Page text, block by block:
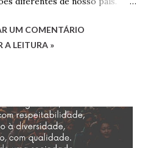
presentes. Os
eu, Luciana, representando
de última hora, não
também com as convidadas
UM COMENTÁRIO
A LEITURA »